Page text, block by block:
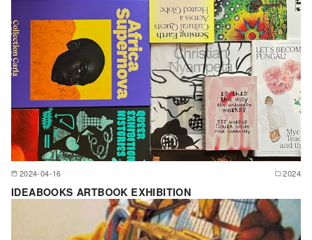
2024-04-16 2024
IDEABOOKS ARTBOOK EXHIBITION